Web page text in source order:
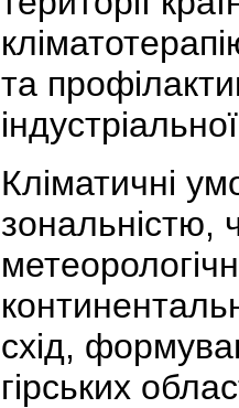
та
Кліматичні
зональністю,
схід,
гірських